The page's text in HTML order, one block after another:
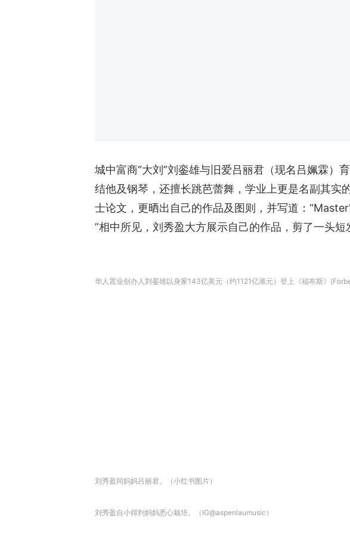
城中富商“大刘”刘銮雄与旧爱吕丽君（现名吕姵霖
结他及钢琴，还擅长跳芭蕾舞，学业上更是名副其实
士论文，更晒出自己的作品及图则，并写道：
”相中所见，刘秀盈大方展示自己的作品，剪了一头
华人置业创办人刘銮雄以身家143亿美元（约1121亿港元）登上《福布斯》
刘秀盈同妈妈吕丽君。（小红书图片）
刘秀盈自小得到妈妈悉心栽培。（IG@aspenlaumusic）